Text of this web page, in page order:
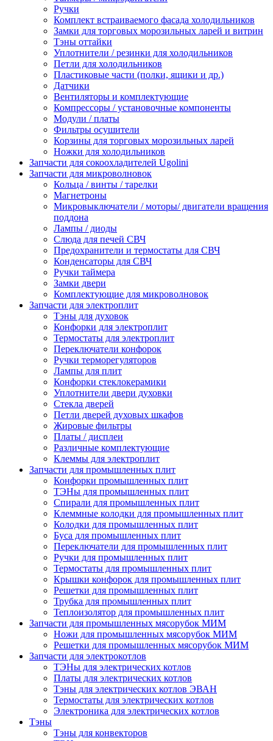
Ручки
Комплект встраиваемого фасада холодильников
Замки для торговых морозильных ларей и витрин
Тэны оттайки
Уплотнители / резинки для холодильников
Петли для холодильников
Пластиковые части (полки, ящики и др.)
Датчики
Вентиляторы и комплектующие
Компрессоры / установочные компоненты
Модули / платы
Фильтры осушители
Корзины для торговых морозильных ларей
Ножки для холодильников
Запчасти для сокоохладителей Ugolini
Запчасти для микроволновок
Кольца / винты / тарелки
Магнетроны
Микровыключатели / моторы/ двигатели вращения
поддона
Лампы / диоды
Слюда для печей СВЧ
Предохранители и термостаты для СВЧ
Конденсаторы для СВЧ
Ручки таймера
Замки двери
Комплектующие для микроволновок
Запчасти для электроплит
Тэны для духовок
Конфорки для электроплит
Термостаты для электроплит
Переключатели конфорок
Ручки терморегуляторов
Лампы для плит
Конфорки стеклокерамики
Уплотнители двери духовки
Стекла дверей
Петли дверей духовых шкафов
Жировые фильтры
Платы / дисплеи
Различные комплектующие
Клеммы для электроплит
Запчасти для промышленных плит
Конфорки промышленных плит
ТЭНы для промышленных плит
Спирали для промышленных плит
Клеммные колодки для промышленных плит
Колодки для промышленных плит
Буса для промышленных плит
Переключатели для промышленных плит
Ручки для промышленных плит
Термостаты для промышленных плит
Крышки конфорок для промышленных плит
Решетки для промышленных плит
Трубка для промышленных плит
Теплоизолятор для промышленных плит
Запчасти для промышленных мясорубок МИМ
Ножи для промышленных мясорубок МИМ
Решетки для промышленных мясорубок МИМ
Запчасти для электрокотлов
ТЭНы для электрических котлов
Платы для электрических котлов
Тэны для электрических котлов ЭВАН
Термостаты для электрических котлов
Электроника для электрических котлов
Тэны
Тэны для конвекторов